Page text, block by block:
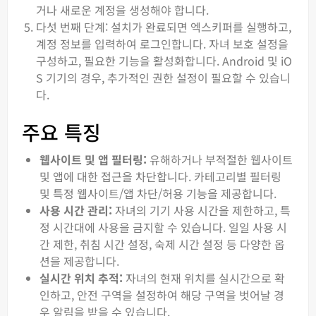
거나 새로운 계정을 생성해야 합니다.
다섯 번째 단계: 설치가 완료되면 엑스키퍼를 실행하고,
계정 정보를 입력하여 로그인합니다. 자녀 보호 설정을
구성하고, 필요한 기능을 활성화합니다. Android 및 iO
S 기기의 경우, 추가적인 권한 설정이 필요할 수 있습니
다.
주요 특징
웹사이트 및 앱 필터링: 유해하거나 부적절한 웹사이트
및 앱에 대한 접근을 차단합니다. 카테고리별 필터링
및 특정 웹사이트/앱 차단/허용 기능을 제공합니다.
사용 시간 관리: 자녀의 기기 사용 시간을 제한하고, 특
정 시간대에 사용을 금지할 수 있습니다. 일일 사용 시
간 제한, 취침 시간 설정, 숙제 시간 설정 등 다양한 옵
션을 제공합니다.
실시간 위치 추적: 자녀의 현재 위치를 실시간으로 확
인하고, 안전 구역을 설정하여 해당 구역을 벗어날 경
우 알림을 받을 수 있습니다.